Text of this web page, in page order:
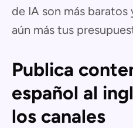
de IA son más
aún más tus
Publica
español al
los canales